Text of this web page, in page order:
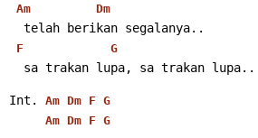
Am Dm
  telah berikan segalanya..
F G
  sa trakan lupa, sa trakan lupa..
Int. Am Dm F G
Am Dm F G